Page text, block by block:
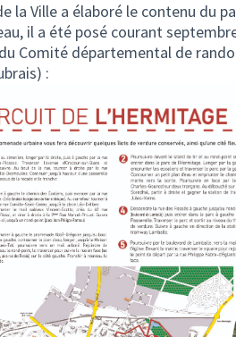
la Ville a élaboré le contenu du
il a été posé courant
Comité départemental de
: